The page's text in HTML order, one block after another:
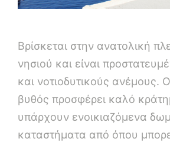
Βρίσκεται στην ανατολική
νησιού και είναι
και νοτιοδυτικούς ανέμους.
βυθός προσφέρει καλό
υπάρχουν ενοικιαζόμενα
καταστήματα από όπου